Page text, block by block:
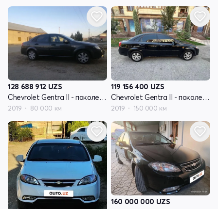
128 688 912 UZS
Chevrolet Gentra II - поколение
2019 80 000 км
119 156 400 UZS
Chevrolet Gentra II - поколение
2019 150 000 км
160 000 000 UZS